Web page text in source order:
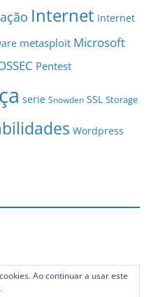
Internet Internet
metasploit Microsoft
Pentest
serie Snowden SSL Storage
Wordpress
Ao continuar a usar este